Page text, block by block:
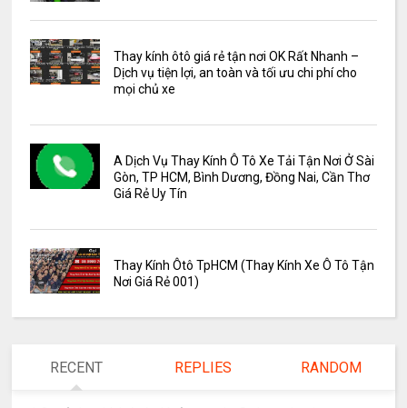
Thay kính ôtô giá rẻ tận nơi OK Rất Nhanh –
Dịch vụ tiện lợi, an toàn và tối ưu chi phí cho
mọi chủ xe
A Dịch Vụ Thay Kính Ô Tô Xe Tải Tận Nơi Ở Sài
Gòn, TP HCM, Bình Dương, Đồng Nai, Cần Thơ
Giá Rẻ Uy Tín
Thay Kính Ôtô TpHCM (Thay Kính Xe Ô Tô Tận
Nơi Giá Rẻ 001)
RECENT REPLIES RANDOM